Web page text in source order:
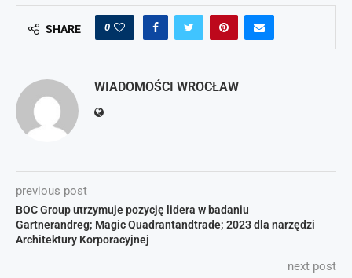
SHARE 0
WIADOMOŚCI WROCŁAW
previous post
BOC Group utrzymuje pozycję lidera w badaniu
Gartnerandreg; Magic Quadrantandtrade; 2023 dla narzędzi
Architektury Korporacyjnej
next post